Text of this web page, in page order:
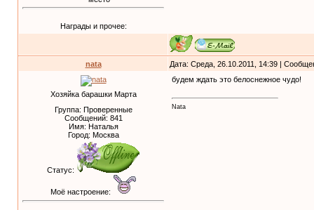
Награды и прочее:
nata Дата: Среда, 26.10.2011, 14:39 |
Хозяйка барашки Марта
Группа: Проверенные
Сообщений: 841
Имя: Наталья
Город: Москва
Статус:
Моё настроение:
будем ждать это белоснежное чудо!
Nata